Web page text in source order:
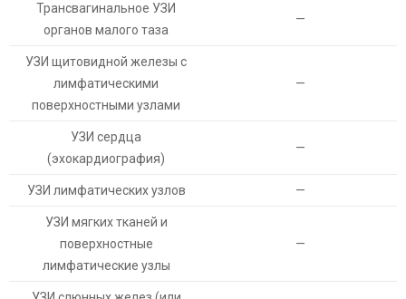
Трансвагинальное УЗИ
органов малого таза
—
УЗИ щитовидной железы с
лимфатическими
поверхностными узлами
—
УЗИ сердца
(эхокардиография)
—
УЗИ лимфатических узлов —
УЗИ мягких тканей и
поверхностные
лимфатические узлы
—